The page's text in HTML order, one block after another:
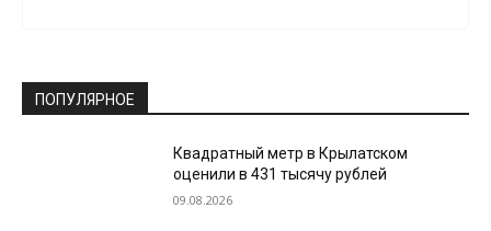
ПОПУЛЯРНОЕ
Квадратный метр в Крылатском
оценили в 431 тысячу рублей
09.08.2026